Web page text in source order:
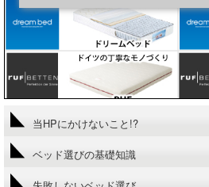
当HPにかけないこと!?
ベッド選びの基礎知識